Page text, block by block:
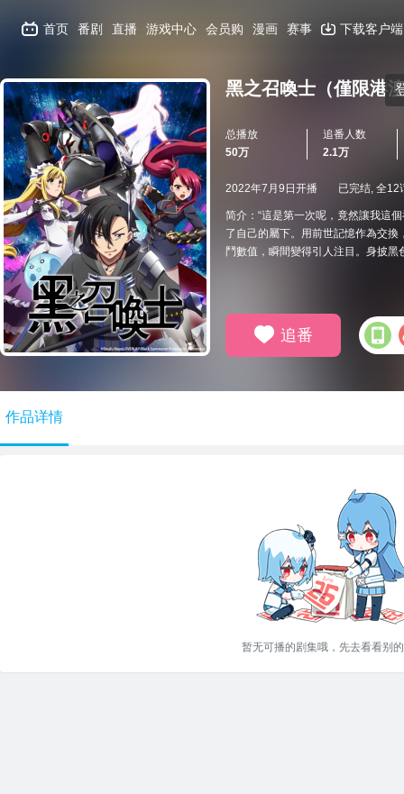
首页 番剧 直播 游戏中心 会员购 漫画 赛事 下载客户端
黑之召喚士（僅限港
总播放
50万
追番人数
2.1万
2022年7月9日开播 已完结, 全12
简介：“這是第一次呢，竟然讓我這
了自己的屬下。用前世記憶作為交
鬥數值，瞬間變得引人注目。身披
追番
作品详情
暂无可播的剧集哦，先去看看别